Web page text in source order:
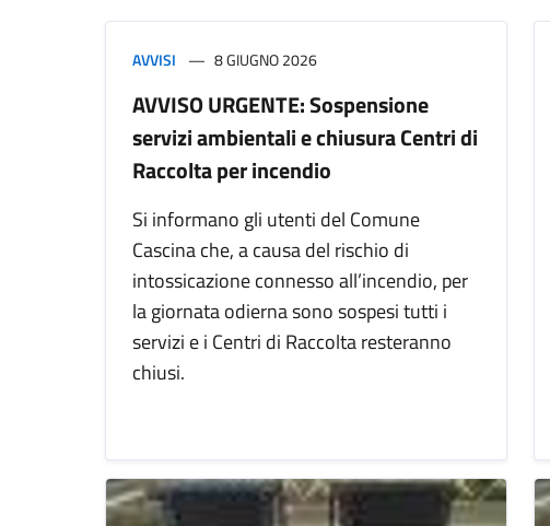
AVVISI 8 GIUGNO 2026
AVVISO URGENTE: Sospensione
servizi ambientali e chiusura Centri di
Raccolta per incendio
Si informano gli utenti del Comune
Cascina che, a causa del rischio di
intossicazione connesso all’incendio, per
la giornata odierna sono sospesi tutti i
servizi e i Centri di Raccolta resteranno
chiusi.